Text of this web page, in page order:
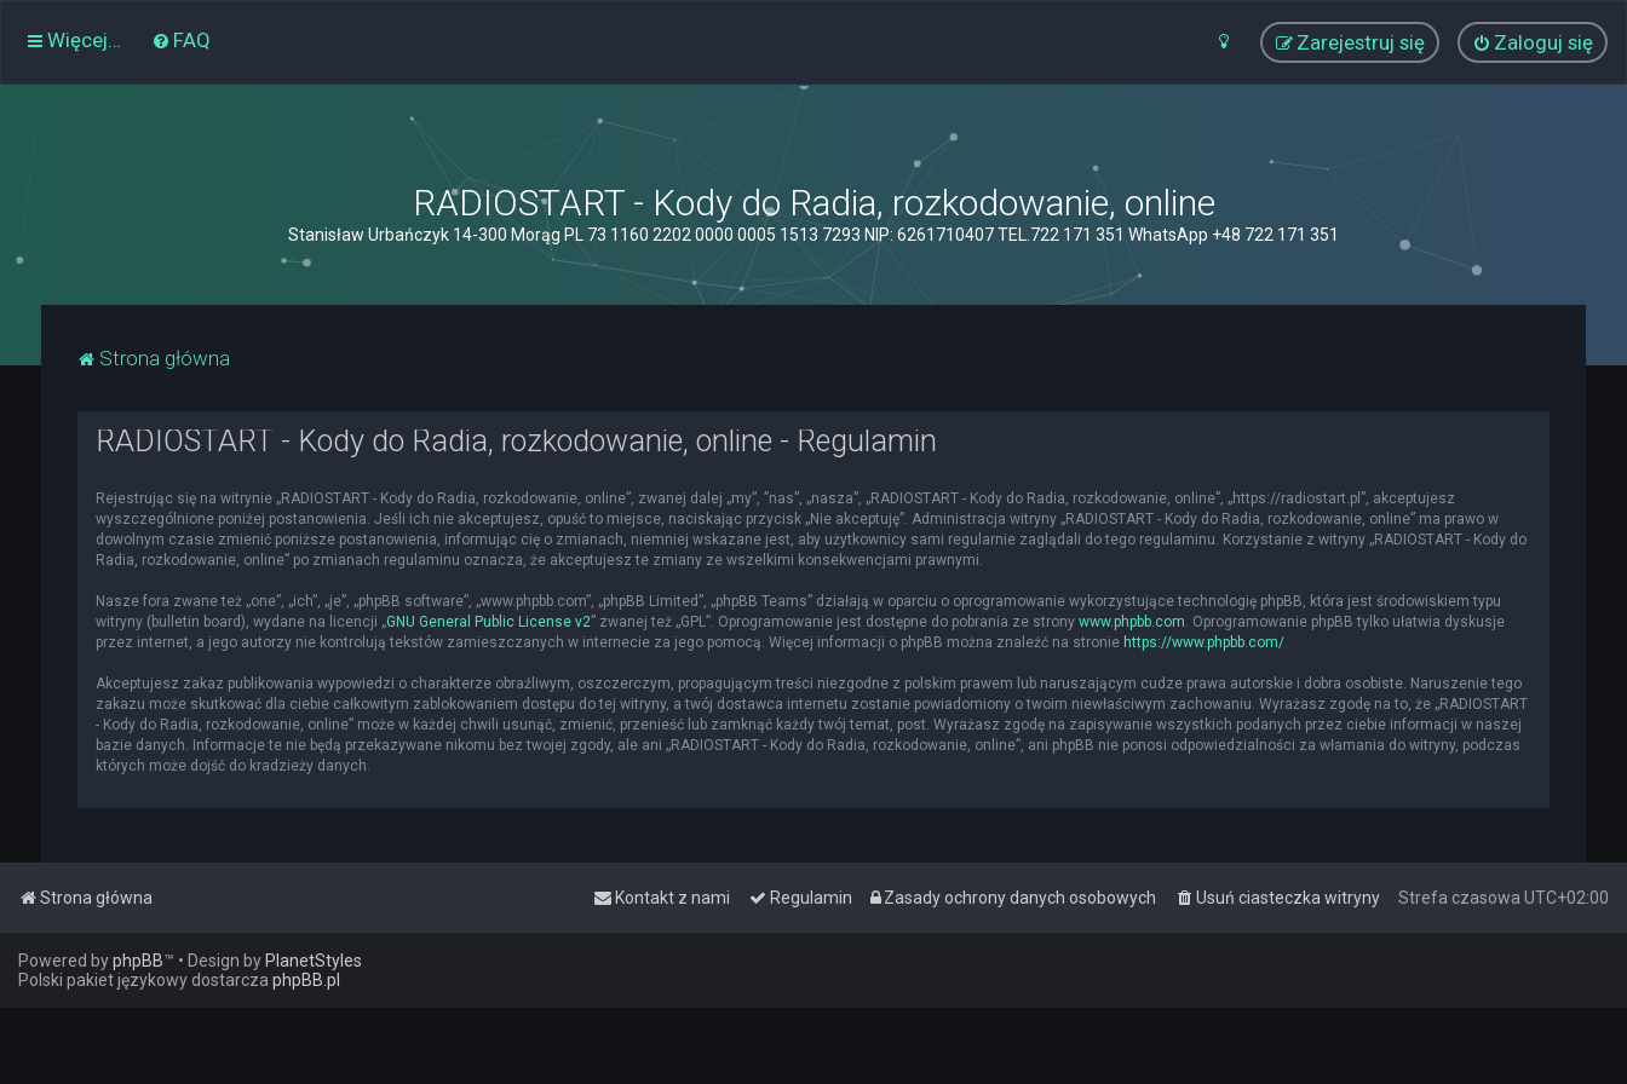
Więcej… FAQ Zaloguj się
Zarejestruj się
RADIOSTART - Kody do Radia, rozkodowanie, online
Stanisław Urbańczyk 14-300 Morąg PL 73 1160 2202 0000 0005 1513 7293 NIP: 6261710407 TEL.722 171 351 WhatsApp +48 722 171 351
Strona główna
RADIOSTART - Kody do Radia, rozkodowanie, online - Regulamin
Rejestrując się na witrynie „RADIOSTART - Kody do Radia, rozkodowanie, online”, zwanej dalej „my”, ”nas”, „nasza”, „RADIOSTART - Kody do Radia, rozkodowanie, online”, „https://radiostart.pl”, akceptujesz
wyszczególnione poniżej postanowienia. Jeśli ich nie akceptujesz, opuść to miejsce, naciskając przycisk „Nie akceptuję”. Administracja witryny „RADIOSTART - Kody do Radia, rozkodowanie, online” ma prawo w
dowolnym czasie zmienić poniższe postanowienia, informując cię o zmianach, niemniej wskazane jest, aby użytkownicy sami regularnie zaglądali do tego regulaminu. Korzystanie z witryny „RADIOSTART - Kody do
Radia, rozkodowanie, online” po zmianach regulaminu oznacza, że akceptujesz te zmiany ze wszelkimi konsekwencjami prawnymi.
Nasze fora zwane też „one”, „ich”, „je”, „phpBB software”, „www.phpbb.com”, „phpBB Limited”, „phpBB Teams” działają w oparciu o oprogramowanie wykorzystujące technologię phpBB, która jest środowiskiem typu
witryny (bulletin board), wydane na licencji „GNU General Public License v2” zwanej też „GPL”. Oprogramowanie jest dostępne do pobrania ze strony www.phpbb.com. Oprogramowanie phpBB tylko ułatwia dyskusje
przez internet, a jego autorzy nie kontrolują tekstów zamieszczanych w internecie za jego pomocą. Więcej informacji o phpBB można znaleźć na stronie https://www.phpbb.com/.
Akceptujesz zakaz publikowania wypowiedzi o charakterze obraźliwym, oszczerczym, propagującym treści niezgodne z polskim prawem lub naruszającym cudze prawa autorskie i dobra osobiste. Naruszenie tego
zakazu może skutkować dla ciebie całkowitym zablokowaniem dostępu do tej witryny, a twój dostawca internetu zostanie powiadomiony o twoim niewłaściwym zachowaniu. Wyrażasz zgodę na to, że „RADIOSTART
- Kody do Radia, rozkodowanie, online” może w każdej chwili usunąć, zmienić, przenieść lub zamknąć każdy twój temat, post. Wyrażasz zgodę na zapisywanie wszystkich podanych przez ciebie informacji w naszej
bazie danych. Informacje te nie będą przekazywane nikomu bez twojej zgody, ale ani „RADIOSTART - Kody do Radia, rozkodowanie, online”, ani phpBB nie ponosi odpowiedzialności za włamania do witryny, podczas
których może dojść do kradzieży danych.
Strona główna Strefa czasowa UTC+02:00
Usuń ciasteczka witryny
Zasady ochrony danych osobowych
Regulamin
Kontakt z nami
Powered byphpBB™ • Design by PlanetStyles
Polski pakiet językowy dostarcza phpBB.pl